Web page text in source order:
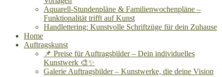
Aquarell-Stundenpläne & Familienwochenpläne –
Funktionalität trifft auf Kunst
Handlettering: Kunstvolle Schriftzüge für dein Zuhause
Home
Auftragskunst
📌 Preise für Auftragsbilder – Dein individuelles
Kunstwerk 🎨✨
Galerie Auftragsbilder – Kunstwerke, die deine Vision